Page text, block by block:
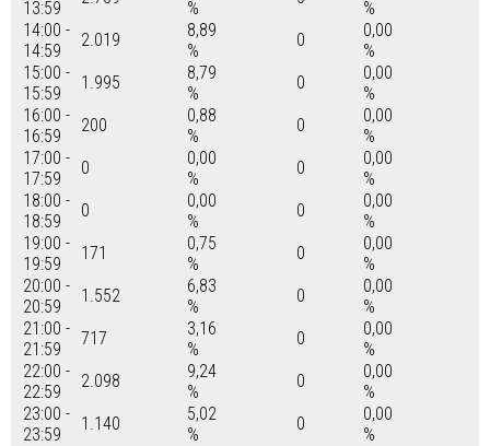
13:59
%
%
14:00 -
14:59
2.019
8,89
%
0
0,00
%
15:00 -
15:59
1.995
8,79
%
0
0,00
%
16:00 -
16:59
200
0,88
%
0
0,00
%
17:00 -
17:59
0
0,00
%
0
0,00
%
18:00 -
18:59
0
0,00
%
0
0,00
%
19:00 -
19:59
171
0,75
%
0
0,00
%
20:00 -
20:59
1.552
6,83
%
0
0,00
%
21:00 -
21:59
717
3,16
%
0
0,00
%
22:00 -
22:59
2.098
9,24
%
0
0,00
%
23:00 -
23:59
1.140
5,02
%
0
0,00
%